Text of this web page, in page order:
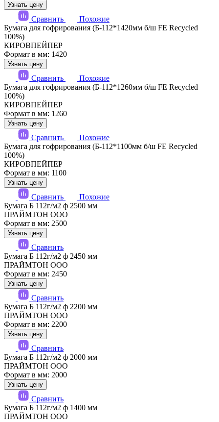
Узнать цену
Сравнить
Похожие
Бумага для гофрирования (Б-112*1420мм б/ш FE Recycled
100%)
КИРОВПЕЙПЕР
Формат в мм: 1420
Узнать цену
Сравнить
Похожие
Бумага для гофрирования (Б-112*1260мм б/ш FE Recycled
100%)
КИРОВПЕЙПЕР
Формат в мм: 1260
Узнать цену
Сравнить
Похожие
Бумага для гофрирования (Б-112*1100мм б/ш FE Recycled
100%)
КИРОВПЕЙПЕР
Формат в мм: 1100
Узнать цену
Сравнить
Похожие
Бумага Б 112г/м2 ф 2500 мм
ПРАЙМТОН ООО
Формат в мм: 2500
Узнать цену
Сравнить
Бумага Б 112г/м2 ф 2450 мм
ПРАЙМТОН ООО
Формат в мм: 2450
Узнать цену
Сравнить
Бумага Б 112г/м2 ф 2200 мм
ПРАЙМТОН ООО
Формат в мм: 2200
Узнать цену
Сравнить
Бумага Б 112г/м2 ф 2000 мм
ПРАЙМТОН ООО
Формат в мм: 2000
Узнать цену
Сравнить
Бумага Б 112г/м2 ф 1400 мм
ПРАЙМТОН ООО